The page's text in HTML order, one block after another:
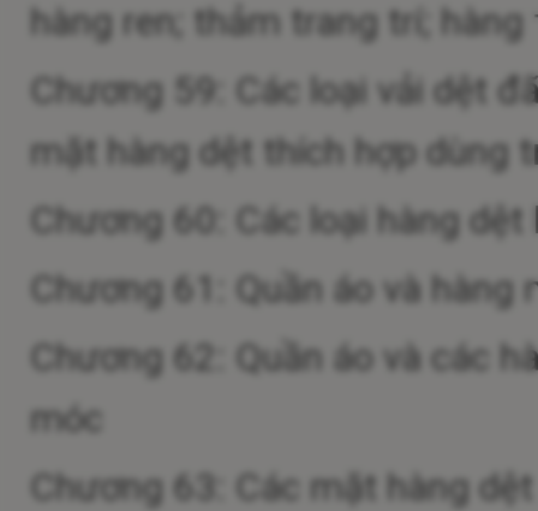
hàng ren; thảm trang trí;
Chương 59: Các loại vải dệt
mặt hàng dệt thích hợp dùng
Chương 60: Các loại hàng
Chương 61: Quần áo và
Chương 62: Quần áo và các
móc
Chương 63: Các mặt hàng